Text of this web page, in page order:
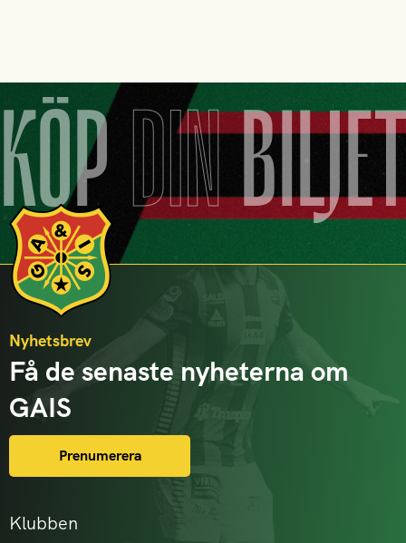
KÖPDIN
Klubben
Nyhetsbrev
Få de senaste nyheterna om
GAIS
Prenumerera